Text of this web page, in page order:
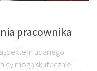
pracownika
udanego
mogą skuteczniej